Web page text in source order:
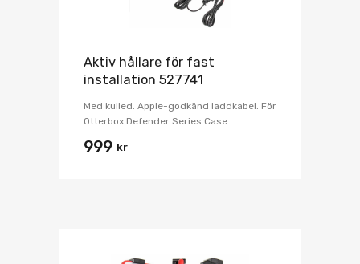
Aktiv hållare för fast
installation 527741
Med kulled. Apple-godkänd laddkabel. För
Otterbox Defender Series Case.
999 kr